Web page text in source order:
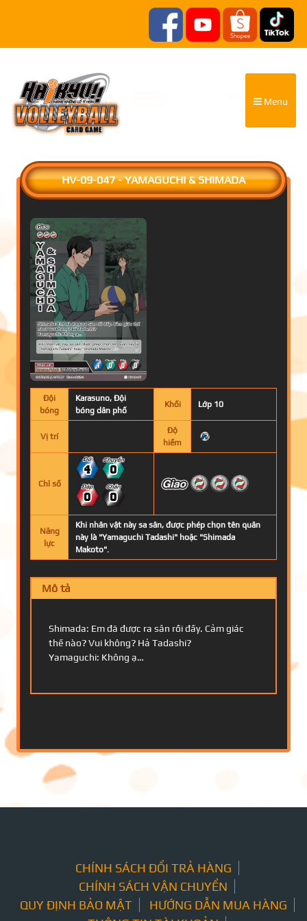
Menu
HV-09-047 - YAMAGUCHI & SHIMADA
Đội
bóng
Karasuno, Đội
bóng dân phố
Khối Lớp 10
Vị trí
Độ
hiếm
Chỉ số
4 0
0 0
Năng
lực
Khi nhân vật này sa sân, được phép chọn tên quân
này là "Yamaguchi Tadashi" hoặc "Shimada
Makoto".
Mô tả
Shimada: Em đã được ra sân rồi đấy. Cảm giác
thế nào? Vui không? Hả Tadashi?
Yamaguchi: Không ạ…
CHÍNH SÁCH ĐỔI TRẢ HÀNG
CHÍNH SÁCH VẬN CHUYỂN
QUY ĐỊNH BẢO MẬT
HƯỚNG DẪN MUA HÀNG